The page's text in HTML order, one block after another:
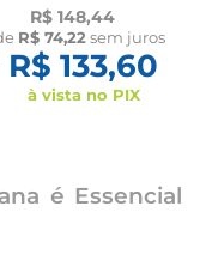
Pós-Cirúrgico
New Form
R$ 148,44
R$ 74,22sem juros
R$ 133,60
à vista no PIX
é Essencial